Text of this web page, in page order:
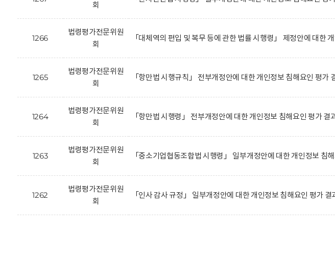
회
1266
법령평가전문위원
회
「대체역의 편입 및 복무 등에 관한 법률 시행령」 제정안에 대한
1265
법령평가전문위원
회
「항만법 시행규칙」 전부개정안에 대한 개인정보 침해요인 평가
1264
법령평가전문위원
회
「항만법 시행령」 전부개정안에 대한 개인정보 침해요인 평가 결
1263
법령평가전문위원
회
「중소기업협동조합법 시행령」 일부개정안에 대한 개인정보 침
1262
법령평가전문위원
회
「인사 감사 규정」 일부개정안에 대한 개인정보 침해요인 평가 결